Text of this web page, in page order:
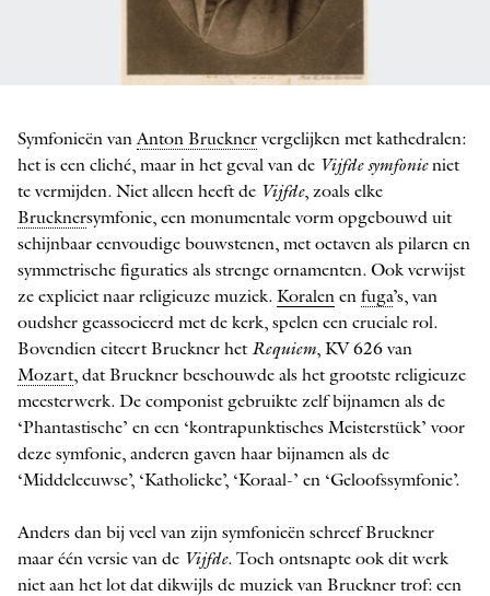
Symfonieën vanAnton Bruckner vergelijken met kathedralen:
het is een cliché, maar in het geval van de Vijfde symfonieniet
te vermijden. Niet alleen heeft de Vijfde, zoals elke
Brucknersymfonie, een monumentale vorm opgebouwd uit
schijnbaar eenvoudige bouwstenen, met octaven als pilaren en
symmetrische figuraties als strenge ornamenten. Ook verwijst
ze expliciet naar religieuze muziek. Koralen en fuga’s, van
oudsher geassocieerd met de kerk, spelen een cruciale rol.
Bovendien citeert Bruckner hetRequiem, KV 626 van
Mozart, dat Bruckner beschouwde als het grootste religieuze
meesterwerk. De componist gebruikte zelf bijnamen als de
‘Phantastische’ en een ‘kontrapunktisches Meisterstück’ voor
deze symfonie, anderen gaven haar bijnamen als de
‘Middeleeuwse’, ‘Katholieke’, ‘K­oraal-’ en ‘Geloofssymfonie’.
Anders dan bij veel van zijn symfonieën schreef Bruckner
maar één versie van de Vijfde. Toch ontsnapte ook dit werk
niet aan het lot dat dikwijls de muziek van Bruckner trof: een